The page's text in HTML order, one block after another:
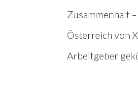
Zusammenhalt
Österreich von
Arbeitgeber